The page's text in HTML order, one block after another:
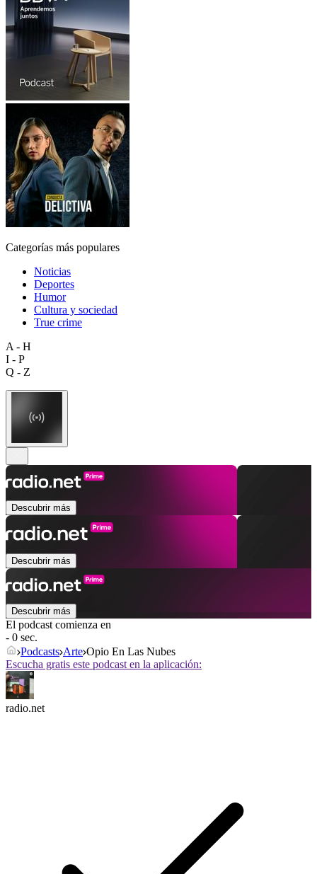
Categorías más populares
Noticias
Deportes
Humor
Cultura y sociedad
True crime
A - H
I - P
Q - Z
Descubrir más
Descubrir más
Descubrir más
El podcast comienza en
- 0 sec.
Podcasts Arte Opio En Las Nubes
Escucha gratis este podcast en la aplicación:
radio.net